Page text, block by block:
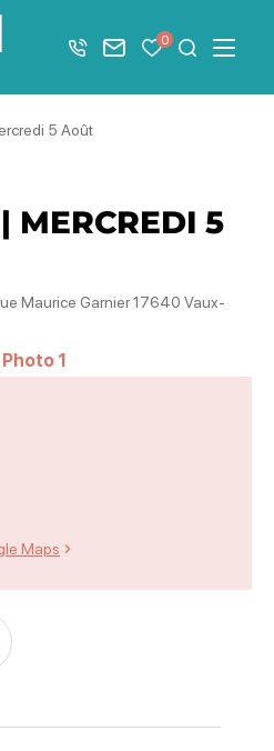
barre de navigation du mode éco
+33 5 46 08 21 00
Nous contacter
Mes favoris
0 JeMenu
5 Août
MERCREDI 5
Maurice Garnier 17640 Vaux-
Photo 1
Maps